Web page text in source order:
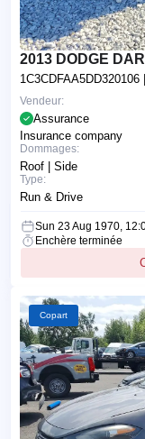
2013 DODGE
1C3CDFAA5DD320106
Vendeur:
Assurance
Insurance company
Dommages:
Roof | Side
Type:
Run & Drive
Sun 23 Aug 1970,
Enchère terminée
Copart